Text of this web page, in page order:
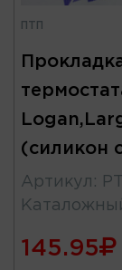
(силикон
Артикул :
145.95